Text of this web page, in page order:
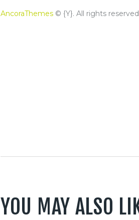
AncoraThemes © {Y}. All rights
YOU MAY ALSO